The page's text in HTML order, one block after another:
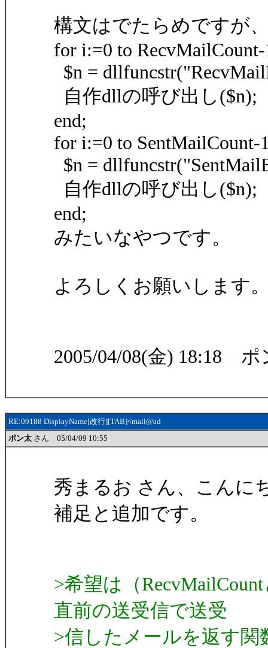
構文はでたらめですが
for i:=0 to RecvMailCount-
$n =
自作dllの呼び出し($n);
end;
for i:=0 to SentMailCount-
$n =
自作dllの呼び出し($n);
end;
みたいなやつです。
よろしくお願いします
2005/04/08(金) 18:18 ポ
RE:09188 DisplayName[改行][TAB]<mail@ad
ポン太 さん 05/04/09 10:55
秀まるお さん、こんに
補足と追加です。
>希望は（
直前の送受信で送受
>信したメールを返す関